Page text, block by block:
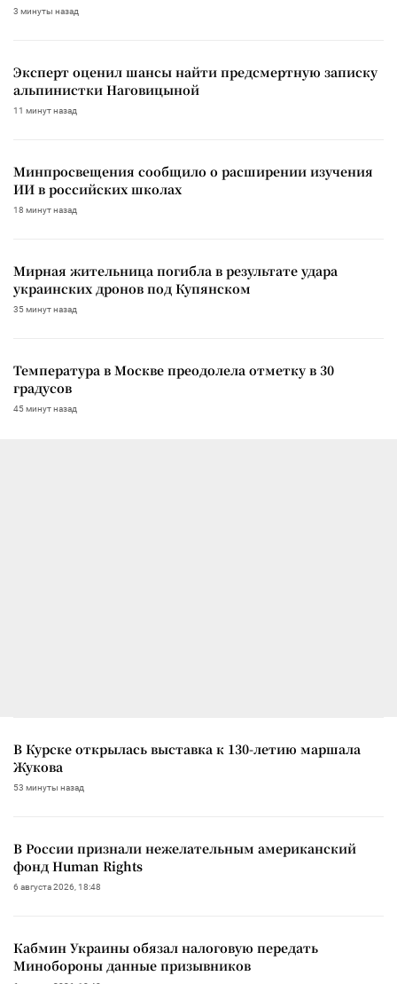
3 минуты назад
Эксперт оценил шансы найти предсмертную записку
альпинистки Наговицыной
11 минут назад
Минпросвещения сообщило о расширении изучения
ИИ в российских школах
18 минут назад
Мирная жительница погибла в результате удара
украинских дронов под Купянском
35 минут назад
Температура в Москве преодолела отметку в 30
градусов
45 минут назад
В Курске открылась выставка к 130-летию маршала
Жукова
53 минуты назад
В России признали нежелательным американский
фонд Human Rights
6 августа 2026, 18:48
Кабмин Украины обязал налоговую передать
Минобороны данные призывников